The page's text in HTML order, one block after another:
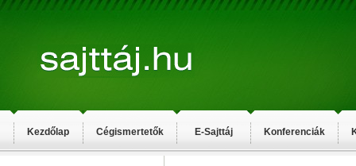
Kezdőlap Cégismertetők E-Sajttáj Konferenciák